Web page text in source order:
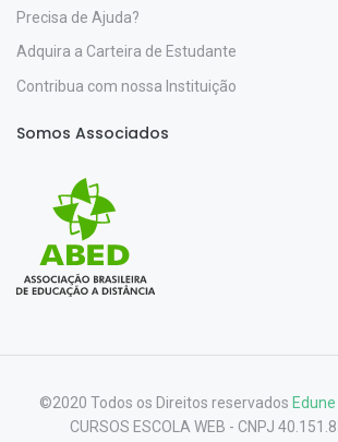
Precisa de Ajuda?
Adquira a Carteira de Estudante
Contribua com nossa Instituição
Somos Associados
©2020 Todos os Direitos reservados Edune
CURSOS ESCOLA WEB - CNPJ